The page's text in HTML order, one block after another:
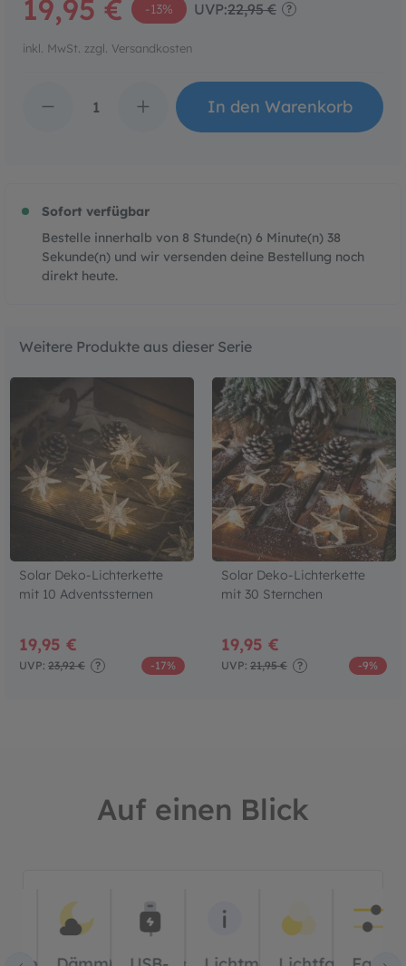
19,95 € -13% UVP:22,95 € ?
inkl. MwSt. zzgl. Versandkosten
Produkt Anzahl: Gib
In den Warenkorb
Sofort verfügbar
Bestelle innerhalb von 8 Stunde(n) 6 Minute(n) 37
Sekunde(n) und wir versenden deine Bestellung noch
direkt heute.
Weitere Produkte aus dieser Serie
Solar Deko-Lichterkette
mit 10 Adventssternen
19,95 €
UVP: 23,92 € ? -17%
Solar Deko-Lichterkette
mit 30 Sternchen
19,95 €
UVP: 21,95 € ? -9%
Auf einen Blick